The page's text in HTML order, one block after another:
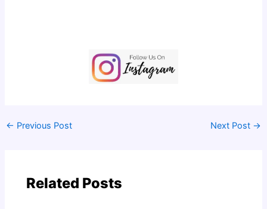
← Previous Post Next Post →
Related Posts